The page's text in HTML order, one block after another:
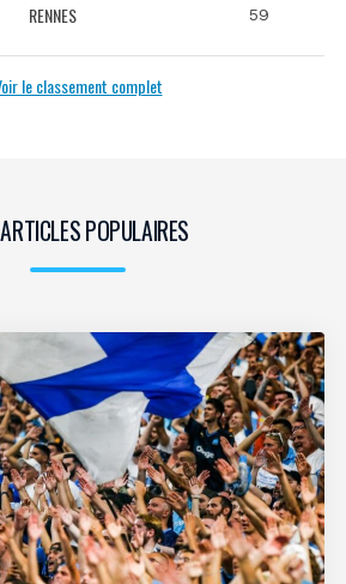
RENNES 59
le classement complet
POPULAIRES